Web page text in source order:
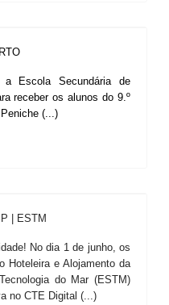
Escola Secundária de
receber os alunos do 9.º
(...)
| ESTM
No dia 1 de junho, os
Hoteleira e Alojamento da
do Mar (ESTM)
no CTE Digital (...)